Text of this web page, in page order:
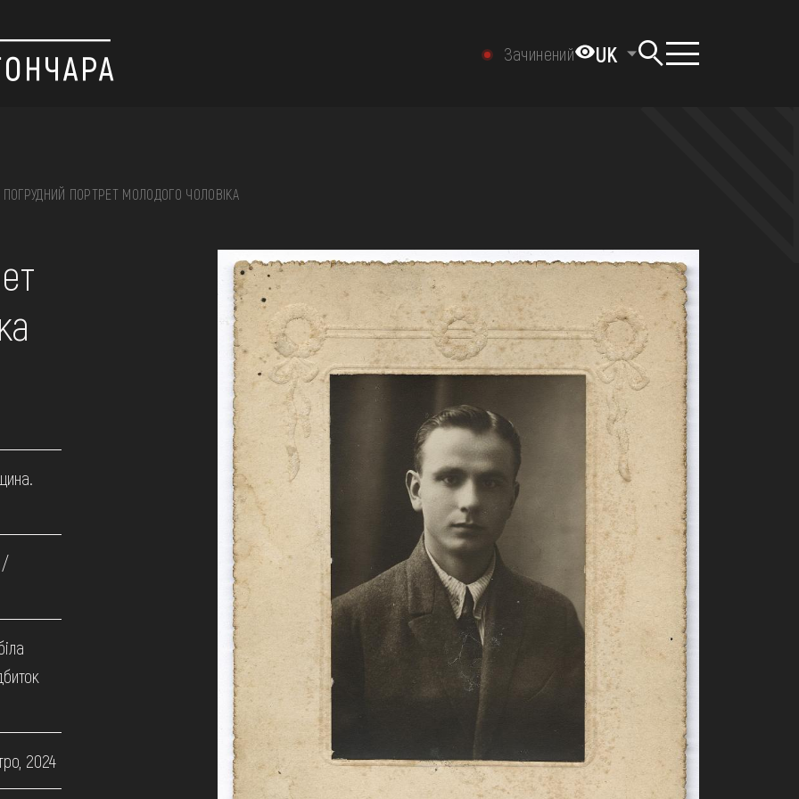
Зачинений UK
ПОГРУДНИЙ ПОРТРЕТ МОЛОДОГО ЧОЛОВІКА
/
2024